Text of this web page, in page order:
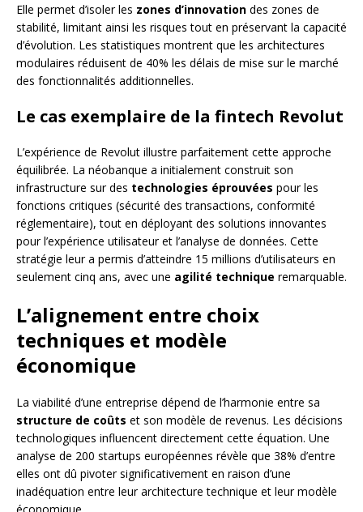
Elle permet d’isoler les zones d’innovation des zones de
stabilité, limitant ainsi les risques tout en préservant la capacité
d’évolution. Les statistiques montrent que les architectures
modulaires réduisent de 40% les délais de mise sur le marché
des fonctionnalités additionnelles.
Le cas exemplaire de la fintech Revolut
L’expérience de Revolut illustre parfaitement cette approche
équilibrée. La néobanque a initialement construit son
infrastructure sur des technologies éprouvées pour les
fonctions critiques (sécurité des transactions, conformité
réglementaire), tout en déployant des solutions innovantes
pour l’expérience utilisateur et l’analyse de données. Cette
stratégie leur a permis d’atteindre 15 millions d’utilisateurs en
seulement cinq ans, avec une agilité technique remarquable.
L’alignement entre choix
techniques et modèle
économique
La viabilité d’une entreprise dépend de l’harmonie entre sa
structure de coûts et son modèle de revenus. Les décisions
technologiques influencent directement cette équation. Une
analyse de 200 startups européennes révèle que 38% d’entre
elles ont dû pivoter significativement en raison d’une
inadéquation entre leur architecture technique et leur modèle